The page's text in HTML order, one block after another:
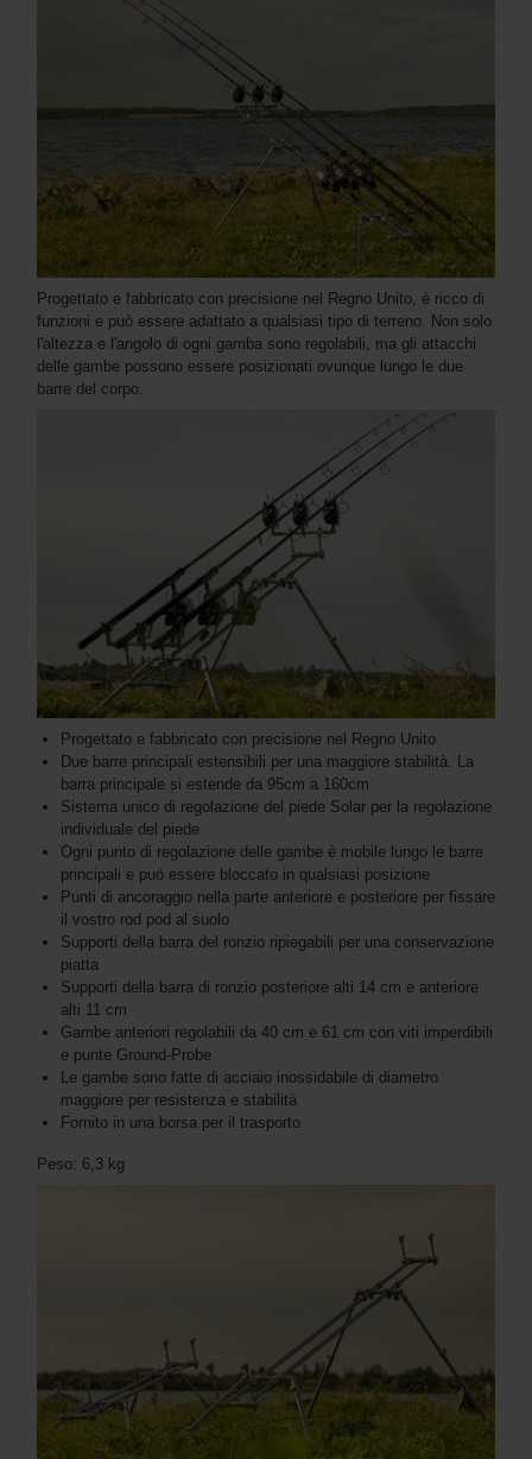
Progettato e fabbricato con precisione nel Regno Unito, è ricco di
funzioni e può essere adattato a qualsiasi tipo di terreno. Non solo
l'altezza e l'angolo di ogni gamba sono regolabili, ma gli attacchi
delle gambe possono essere posizionati ovunque lungo le due
barre del corpo.
Progettato e fabbricato con precisione nel Regno Unito
Due barre principali estensibili per una maggiore stabilità. La
barra principale si estende da 95cm a 160cm
Sistema unico di regolazione del piede Solar per la regolazione
individuale del piede
Ogni punto di regolazione delle gambe è mobile lungo le barre
principali e può essere bloccato in qualsiasi posizione
Punti di ancoraggio nella parte anteriore e posteriore per fissare
il vostro rod pod al suolo
Supporti della barra del ronzio ripiegabili per una conservazione
piatta
Supporti della barra di ronzio posteriore alti 14 cm e anteriore
alti 11 cm
Gambe anteriori regolabili da 40 cm e 61 cm con viti imperdibili
e punte Ground-Probe
Le gambe sono fatte di acciaio inossidabile di diametro
maggiore per resistenza e stabilità
Fornito in una borsa per il trasporto
Peso: 6,3 kg